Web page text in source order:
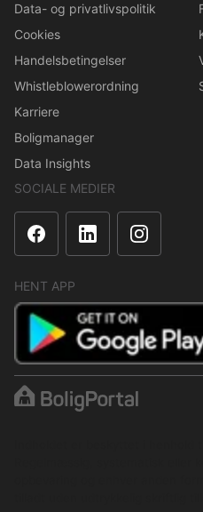
Data- og privatlivspolitik
Cookies
Handelsbetingelser
Whistleblowerordning
Karriere
Boligmanager
Data Insights
SOCIALE MEDIER
HENT APP